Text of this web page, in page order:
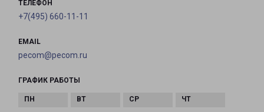
ТЕЛЕФОН
+7(495) 660-11-11
EMAIL
pecom@pecom.ru
ГРАФИК РАБОТЫ